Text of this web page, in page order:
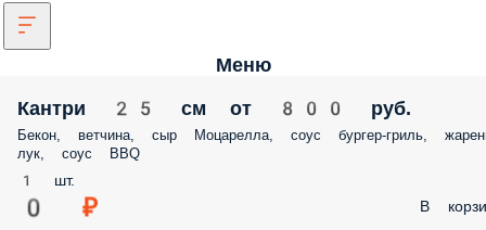
Меню
Кантри 25 см от 800 руб.
Бекон, ветчина, сыр Моцарелла, соус бургер-гриль,
лук, соус BBQ
1 шт.
0 ₽ В